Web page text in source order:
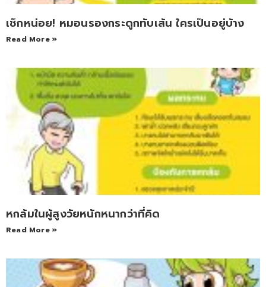
เช็กหน่อย! หมอนรองกระดูกทับเส้น ใครเป็นอยู่บ้าง
Read More »
หกล้มในผู้สูงวัยหนักหนากว่าที่คิด
Read More »